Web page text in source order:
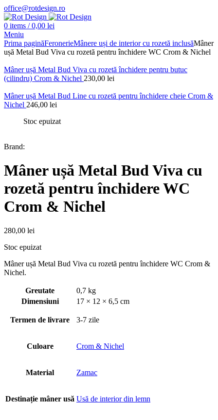
office@rotdesign.ro
0 items / 0,00 lei
Meniu
Prima paginăFeronerieMânere uși de interior cu rozetă inclusăMâner
ușă Metal Bud Viva cu rozetă pentru închidere WC Crom & Nichel
Mâner ușă Metal Bud Viva cu rozetă închidere pentru butuc
(cilindru) Crom & Nichel 230,00 lei
Mâner ușă Metal Bud Line cu rozetă pentru închidere cheie Crom &
Nichel 246,00 lei
Stoc epuizat
Brand:
Mâner ușă Metal Bud Viva cu
rozetă pentru închidere WC
Crom & Nichel
280,00 lei
Stoc epuizat
Mâner ușă Metal Bud Viva cu rozetă pentru închidere WC Crom &
Nichel.
Greutate
0,7 kg
Dimensiuni
17 × 12 × 6,5 cm
Termen de livrare 3-7 zile
Culoare Crom & Nichel
Material Zamac
Destinație mâner usă Usă de interior din lemn